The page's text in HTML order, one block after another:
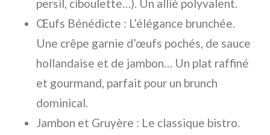
persil, ciboulette…). Un allié polyvalent.
Œufs Bénédicte : L’élégance brunchée.
Une crêpe garnie d’œufs pochés, de sauce
hollandaise et de jambon… Un plat raffiné
et gourmand, parfait pour un brunch
dominical.
Jambon et Gruyère : Le classique bistro.